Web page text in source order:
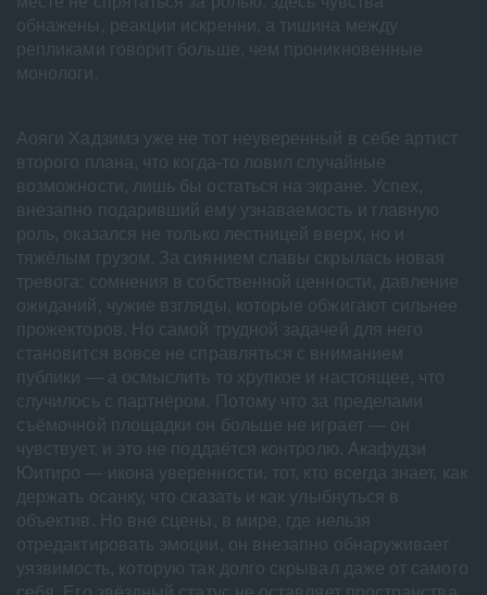
обнажены, реакции искренни, а тишина между
репликами говорит больше, чем проникновенные
монологи.
Аояги Хадзимэ уже не тот неуверенный в себе артист
второго плана, что когда-то ловил случайные
возможности, лишь бы остаться на экране. Успех,
внезапно подаривший ему узнаваемость и главную
роль, оказался не только лестницей вверх, но и
тяжёлым грузом. За сиянием славы скрылась новая
тревога: сомнения в собственной ценности, давление
ожиданий, чужие взгляды, которые обжигают сильнее
прожекторов. Но самой трудной задачей для него
становится вовсе не справляться с вниманием
публики — а осмыслить то хрупкое и настоящее, что
случилось с партнёром. Потому что за пределами
съёмочной площадки он больше не играет — он
чувствует, и это не поддаётся контролю. Акафудзи
Юитиро — икона уверенности, тот, кто всегда знает, как
держать осанку, что сказать и как улыбнуться в
объектив. Но вне сцены, в мире, где нельзя
отредактировать эмоции, он внезапно обнаруживает
уязвимость, которую так долго скрывал даже от самого